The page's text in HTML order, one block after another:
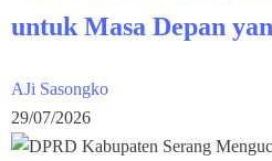
untuk Masa Depan
AJi Sasongko
29/07/2026